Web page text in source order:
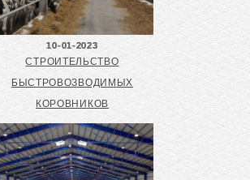
10-01-2023
СТРОИТЕЛЬСТВО
БЫСТРОВОЗВОДИМЫХ
КОРОВНИКОВ